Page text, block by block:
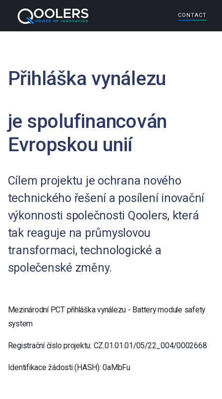
CONTACT
Přihláška vynálezu
je spolufinancován
Evropskou unií
Cílem projektu je ochrana nového
technického řešení a posílení inovační
výkonnosti společnosti Qoolers, která
tak reaguje na průmyslovou
transformaci, technologické a
společenské změny.
Mezinárodní PCT přihláška vynálezu - Battery module safety
system
Registrační číslo projektu: CZ.01.01.01/05/22_004/0002668
Identifikace žádosti (HASH): 0aMbFu